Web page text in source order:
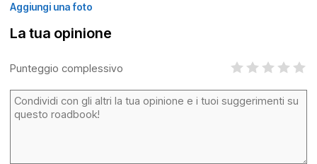
Aggiungi una foto
La tua opinione
Punteggio complessivo